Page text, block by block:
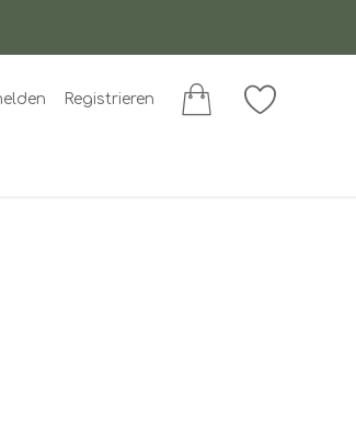
Registrieren